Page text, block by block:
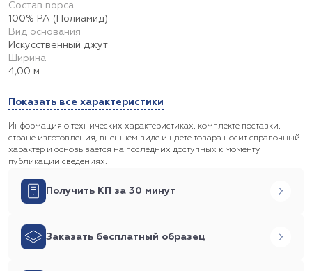
Состав ворса
100% PA (Полиамид)
Вид основания
Искусственный джут
Ширина
4,00 м
Показать все характеристики
Информация о технических характеристиках, комплекте поставки,
стране изготовления, внешнем виде и цвете товара носит справочный
характер и основывается на последних доступных к моменту
публикации сведениях.
Получить КП за 30 минут
Заказать бесплатный образец